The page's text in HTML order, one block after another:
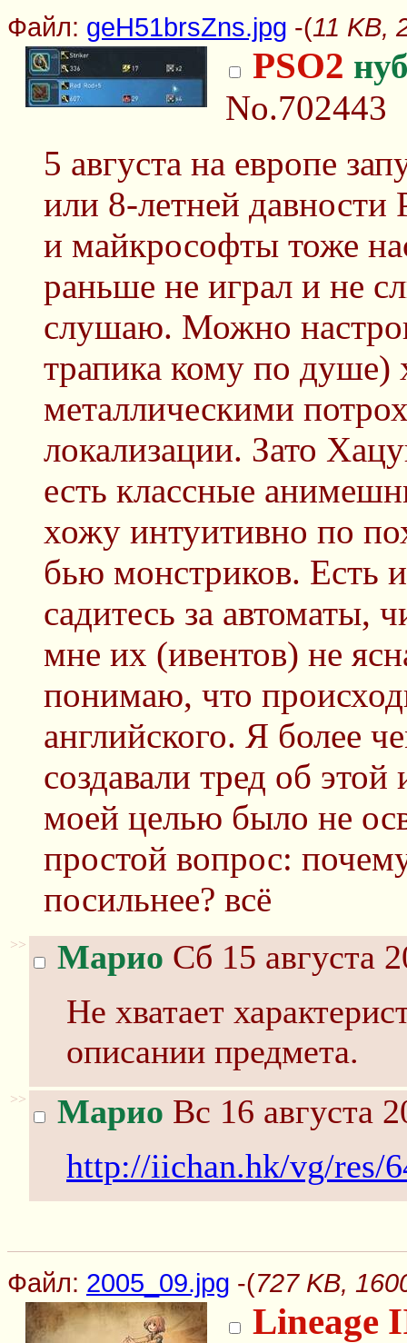
Файл: geH51brsZns.jpg -(11 KB,
PSO2
No.702443
5 августа на европе
или 8-летней давности
и майкрософты тоже
раньше не играл и не
слушаю. Можно
трапика кому по душе)
металлическими
локализации. Зато
есть классные
хожу интуитивно по
бью монстриков. Есть
садитесь за автоматы,
мне их (ивентов) не
понимаю, что
английского. Я более
создавали тред об
моей целью было не
простой вопрос:
посильнее? всё
>> Марио Сб 15 августа
Не хватает
описании предмета.
>> Марио Вс 16 августа
http://iichan.hk/vg/res/
Файл: 2005_09.jpg -(727 KB,
Lineage